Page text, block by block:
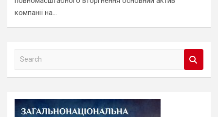
компанії на…
a